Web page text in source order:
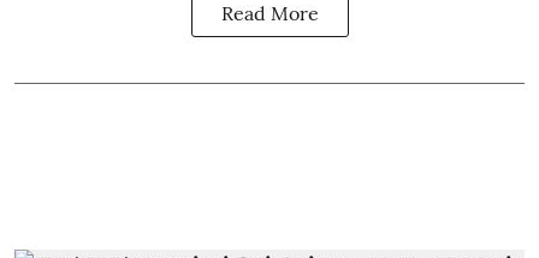
Read More